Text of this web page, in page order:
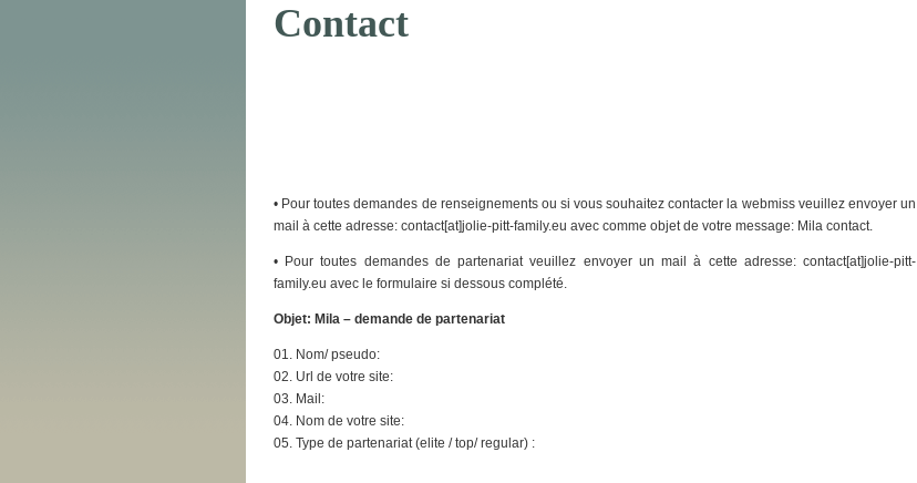
Contact
• Pour toutes demandes de renseignements ou si vous souhaitez contacter la webmiss veuillez envoyer un
mail à cette adresse: contact[at]jolie-pitt-family.eu avec comme objet de votre message: Mila contact.
• Pour toutes demandes de partenariat veuillez envoyer un mail à cette adresse: contact[at]jolie-pitt-
family.eu avec le formulaire si dessous complété.
Objet: Mila – demande de partenariat
01. Nom/ pseudo:
02. Url de votre site:
03. Mail:
04. Nom de votre site:
05. Type de partenariat (elite / top/ regular) :